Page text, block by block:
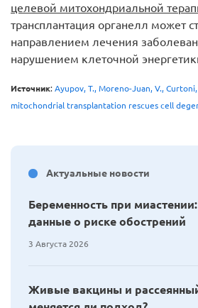
целевой митохондриальной
трансплантация органелл может
направлением лечения
нарушением клеточной
Источник: Ayupov, T., Moreno-Juan, V.,
mitochondrial transplantation rescues cell
Актуальные новости
Беременность при
данные о риске обострений
3 Августа 2026
Живые вакцины и